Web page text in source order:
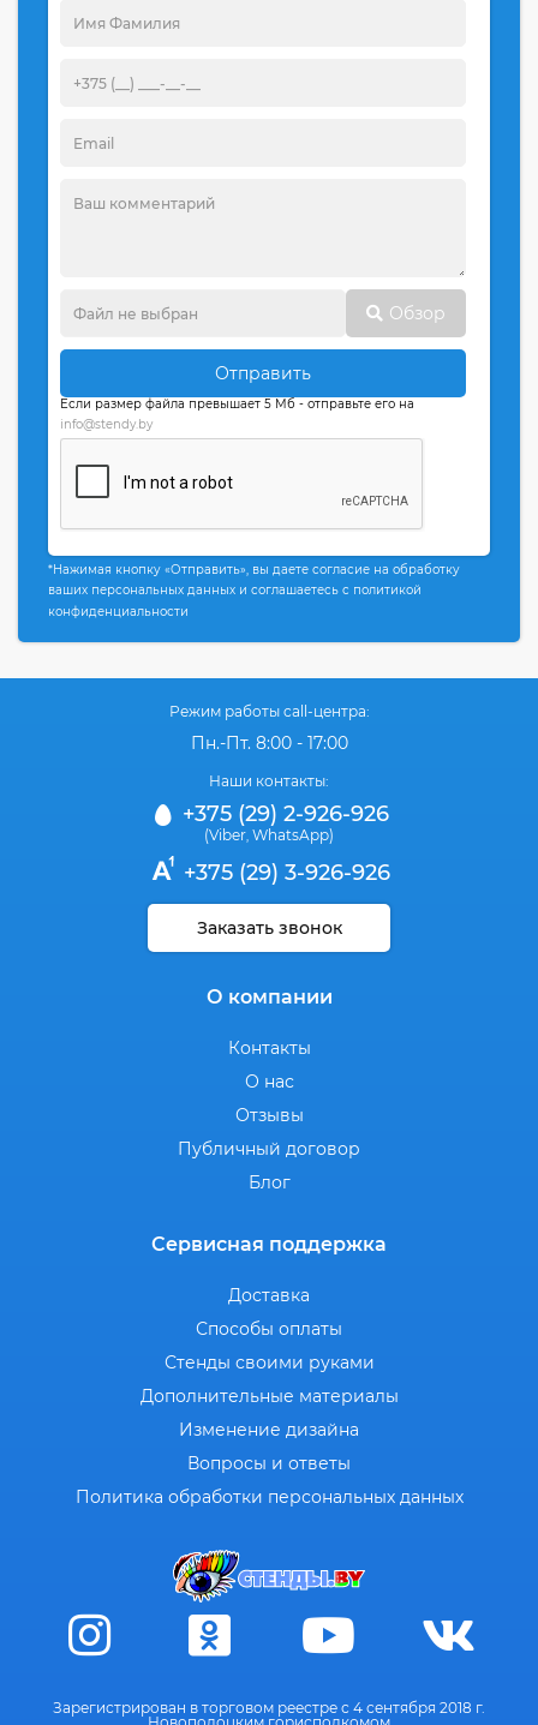
Обзор
Отправить
Если размер файла превышает 5 Мб - отправьте его на
info@stendy.by
*Нажимая кнопку «Отправить», вы даете согласие на обработку
ваших персональных данных и соглашаетесь с политикой
конфиденциальности
Режим работы call-центра:
Пн.-Пт. 8:00 - 17:00
Наши контакты:
+375 (29) 2-926-926
(Viber WhatsApp)
+375 (29) 3-926-926
Заказать звонок
О компании
Контакты
О нас
Отзывы
Публичный договор
Блог
Сервисная поддержка
Доставка
Способы оплаты
Стенды своими руками
Дополнительные материалы
Изменение дизайна
Вопросы и ответы
Политика обработки персональных данных
Зарегистрирован в торговом реестре с 4 сентября 2018 г.